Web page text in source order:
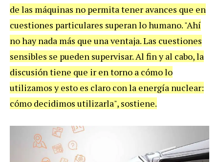
de las máquinas no permita tener avances que en
cuestiones particulares superan lo humano. "Ahí
no hay nada más que una ventaja. Las cuestiones
sensibles se pueden supervisar. Al fin y al cabo, la
discusión tiene que ir en torno a cómo lo
utilizamos y esto es claro con la energía nuclear:
cómo decidimos utilizarla", sostiene.